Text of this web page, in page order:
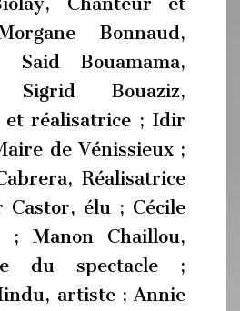
Bonnaud,
Said Bouamama,
Bouaziz,
et réalisatrice ; Idir
de Vénissieux ;
Réalisatrice
Castor, élu ; Cécile
; Manon Chaillou,
du spectacle ;
artiste ; Annie